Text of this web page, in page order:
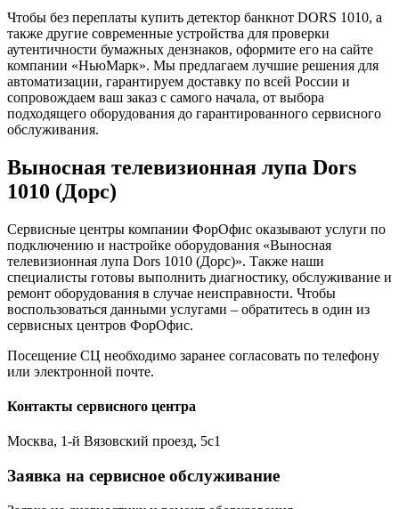
Чтобы без переплаты купить детектор банкнот DORS 1010, а
также другие современные устройства для проверки
аутентичности бумажных дензнаков, оформите его на сайте
компании «НьюМарк». Мы предлагаем лучшие решения для
автоматизации, гарантируем доставку по всей России и
сопровождаем ваш заказ с самого начала, от выбора
подходящего оборудования до гарантированного сервисного
обслуживания.
Выносная телевизионная лупа Dors
1010 (Дорс)
Сервисные центры компании ФорОфис оказывают услуги по
подключению и настройке оборудования «Выносная
телевизионная лупа Dors 1010 (Дорс)». Также наши
специалисты готовы выполнить диагностику, обслуживание и
ремонт оборудования в случае неисправности. Чтобы
воспользоваться данными услугами – обратитесь в один из
сервисных центров ФорОфис.
Посещение СЦ необходимо заранее согласовать по телефону
или электронной почте.
Контакты сервисного центра
Москва, 1-й Вязовский проезд, 5с1
Заявка на сервисное обслуживание